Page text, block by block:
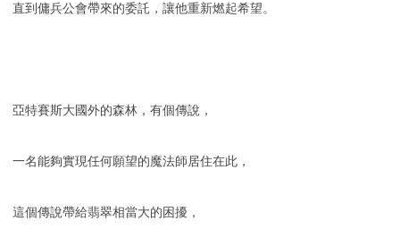
直到傭兵公會帶來的委託，讓他重新燃起希望。
亞特賽斯大國外的森林，有個傳說，
一名能夠實現任何願望的魔法師居住在此，
這個傳說帶給翡翠相當大的困擾，